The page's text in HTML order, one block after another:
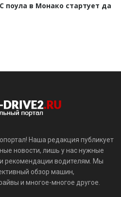
поула в Монако стартует да
Наша редакция публикует
новости, лишь у нас нужные
рекомендации водителям. Мы
обзор машин,
и многое-многое другое.